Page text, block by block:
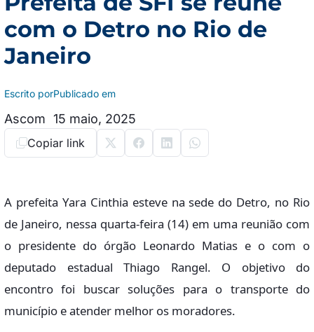
com o Detro no Rio de
Janeiro
Escrito por
Ascom
Publicado em
15 maio, 2025
Copiar link
A prefeita Yara Cinthia esteve na sede do Detro, no Rio
de Janeiro, nessa quarta-feira (14) em uma reunião com
o presidente do órgão Leonardo Matias e o com o
deputado estadual Thiago Rangel. O objetivo do
encontro foi buscar soluções para o transporte do
município e atender melhor os moradores.